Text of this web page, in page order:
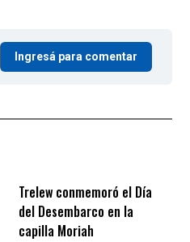
Ingresá para comentar
Trelew conmemoró el Día
del Desembarco en la
capilla Moriah